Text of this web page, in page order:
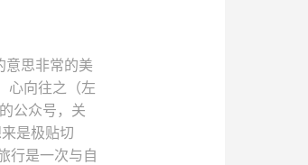
意思非常的美
心向往之（左
公众号，关
是极贴切
行是一次与自